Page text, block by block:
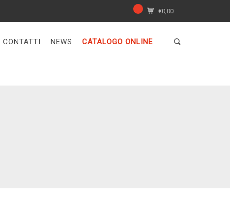
€0,00
CONTATTI NEWS CATALOGO ONLINE